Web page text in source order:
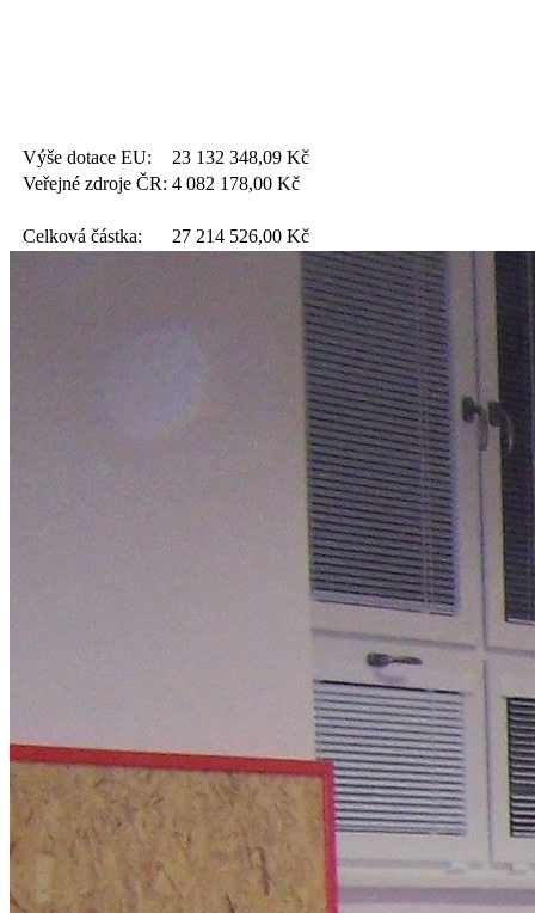
Výše dotace EU: 23 132 348,09 Kč
Veřejné zdroje ČR: 4 082 178,00 Kč
Celková částka: 27 214 526,00 Kč